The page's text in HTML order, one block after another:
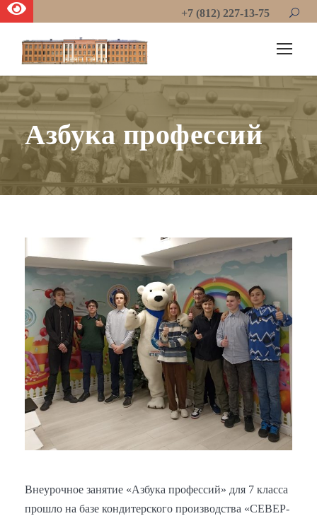
+7 (812) 227-13-75
Азбука профессий
Внеурочное занятие «Азбука профессий» для 7 класса
прошло на базе кондитерского производства «СЕВЕР-